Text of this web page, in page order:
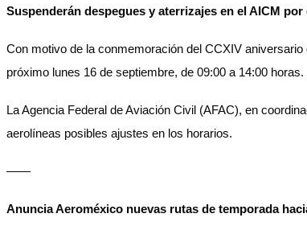
Suspenderán despegues y aterrizajes en el AICM
Con motivo de la conmemoración del CCXIV
próximo lunes 16 de septiembre, de 09:00 a 14:00
La Agencia Federal de Aviación Civil (AFAC), en
aerolíneas posibles ajustes en los horarios.
——
Anuncia Aeroméxico nuevas rutas de temporada